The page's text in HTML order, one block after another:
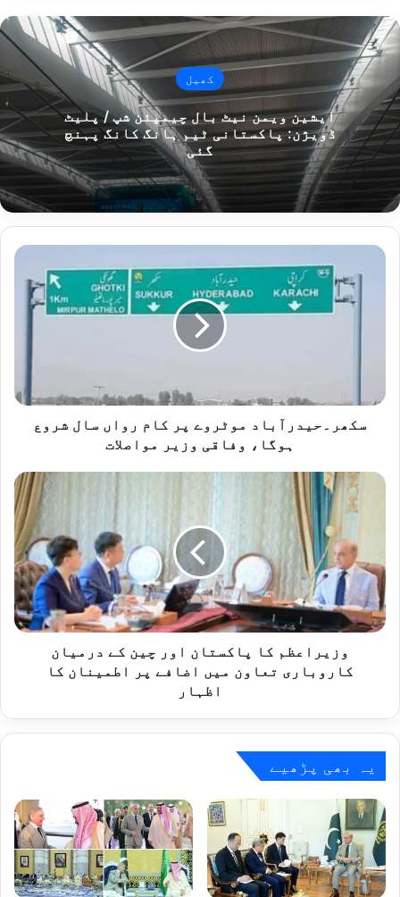
کھیل
ایشین ویمن نیٹ بال چیمپئن شپ / پلیٹ
ڈویژن: پاکستانی ٹیم ہانگ کانگ پہنچ
گئی
سکھر۔
حیدرآباد
موٹروے
ہوگا،
وفاقیسکھر۔حیدرآباد موٹروے پر کام رواں سال شروع
ہوگا، وفاقی وزیر مواصلات
وزیراعظم
پاکستان
کے
درمیان
کاروباری
تعاون
اضافے
وزیراعظم کا پاکستان اور چین کے درمیان
کاروباری تعاون میں اضافے پر اطمینان کا
اظہار
یہ بھی پڑھیے